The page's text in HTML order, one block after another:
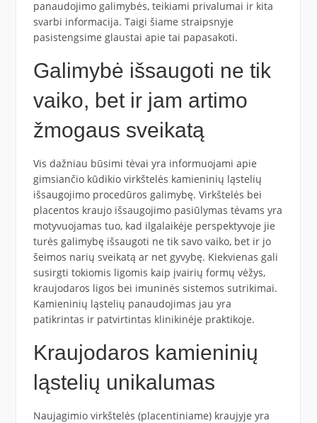
panaudojimo galimybės, teikiami privalumai ir kita
svarbi informacija. Taigi šiame straipsnyje
pasistengsime glaustai apie tai papasakoti.
Galimybė išsaugoti ne tik
vaiko, bet ir jam artimo
žmogaus sveikatą
Vis dažniau būsimi tėvai yra informuojami apie
gimsiančio kūdikio virkštelės kamieninių ląstelių
išsaugojimo procedūros galimybę. Virkštelės bei
placentos kraujo išsaugojimo pasiūlymas tėvams yra
motyvuojamas tuo, kad ilgalaikėje perspektyvoje jie
turės galimybę išsaugoti ne tik savo vaiko, bet ir jo
šeimos narių sveikatą ar net gyvybę. Kiekvienas gali
susirgti tokiomis ligomis kaip įvairių formų vėžys,
kraujodaros ligos bei imuninės sistemos sutrikimai.
Kamieninių ląstelių panaudojimas jau yra
patikrintas ir patvirtintas klinikinėje praktikoje.
Kraujodaros kamieninių
ląstelių unikalumas
Naujagimio virkštelės (placentiniame) kraujyje yra